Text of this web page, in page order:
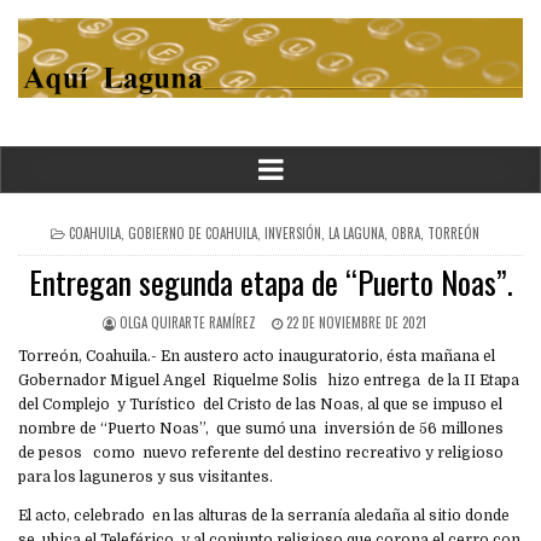
POSTED
IN
COAHUILA, GOBIERNO DE COAHUILA, INVERSIÓN LA LAGUNA, OBRA, TORREÓN
Entregan segunda etapa de “Puerto Noas”.
OLGA QUIRARTE RAMÍREZ 22 DE NOVIEMBRE DE 2021
Torreón, Coahuila.- En austero acto inauguratorio, ésta mañana el
Gobernador Miguel Angel Riquelme Solis hizo entrega de la II Etapa
del Complejo y Turístico del Cristo de las Noas, al que se impuso el
nombre de “Puerto Noas”, que sumó una inversión de 56 millones
de pesos como nuevo referente del destino recreativo y religioso
para los laguneros y sus visitantes.
El acto, celebrado en las alturas de la serranía aledaña al sitio donde